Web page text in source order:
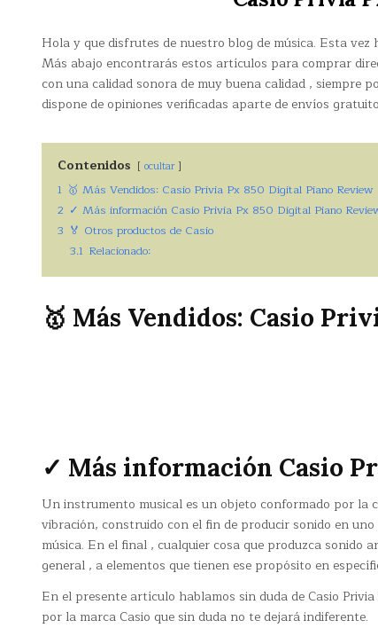
Hola y que disfrutes de nuestro blog de música. Esta vez
Más abajo encontrarás estos artículos para comprar
con una calidad sonora de muy buena calidad , siempre
dispone de opiniones verificadas aparte de envíos
Contenidos ocultar
1 🥇 Más Vendidos: Casio Privia Px 850 Digital Piano Review
2 ✓ Más información Casio Privia Px 850 Digital Piano
3 🏅 Otros productos de Casio
3.1 Relacionado:
🥇 Más Vendidos: Casio
✓ Más información Casio
Un instrumento musical es un objeto conformado por la
vibración, construido con el fin de producir sonido en
música. En el final , cualquier cosa que produzca sonido
general , a elementos que tienen ese propósito en
En el presente artículo hablamos sin duda de Casio
por la marca Casio que sin duda no te dejará indiferente.